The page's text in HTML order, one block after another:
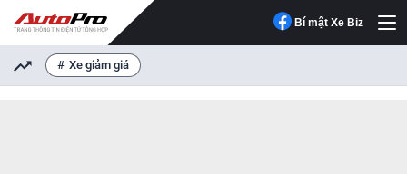
Bí mật Xe Biz
Xe giảm giá